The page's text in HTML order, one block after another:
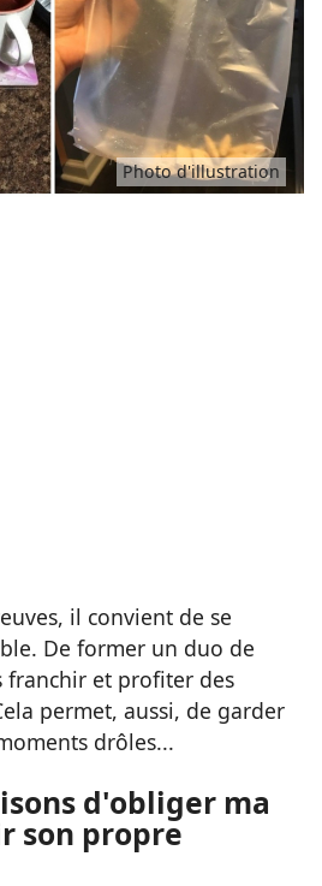
Famille
Santé
Photo d'illustration
il convient de se
De former un duo de
franchir et profiter des
permet, aussi, de garder
drôles...
d'obliger ma
son propre